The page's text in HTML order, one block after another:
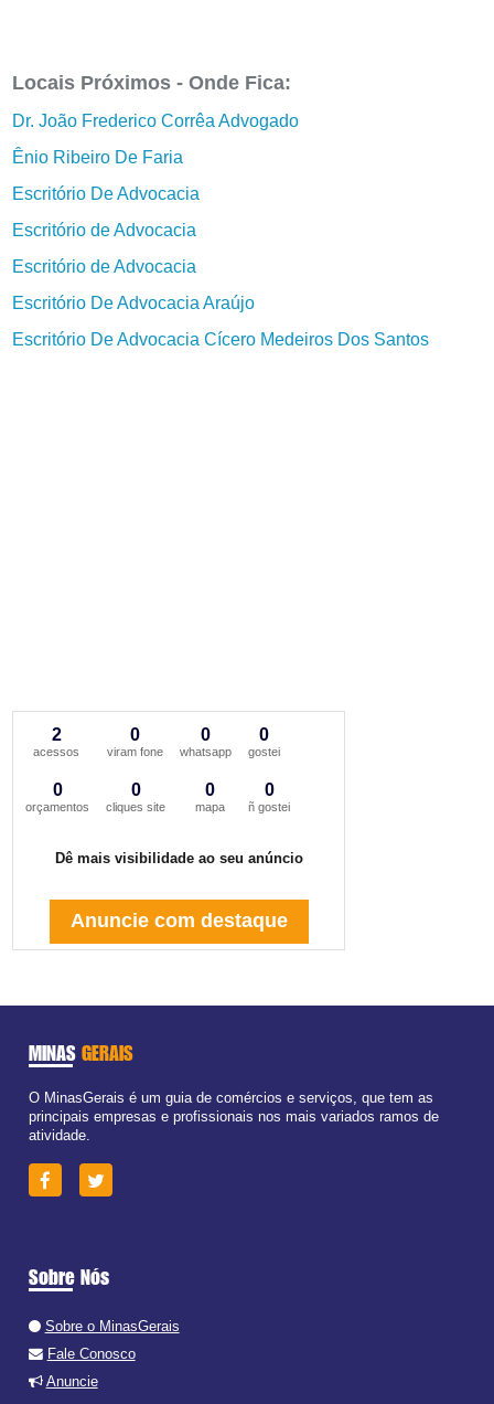
Locais Próximos - Onde Fica:
Dr. João Frederico Corrêa Advogado
Ênio Ribeiro De Faria
Escritório De Advocacia
Escritório de Advocacia
Escritório de Advocacia
Escritório De Advocacia Araújo
Escritório De Advocacia Cícero Medeiros Dos Santos
2
acessos
0
viram fone
0
whatsapp
0
gostei
0
orçamentos
0
cliques site
0
mapa
0
ñ gostei
Dê mais visibilidade ao seu anúncio
Anuncie com destaque
MINAS GERAIS
O MinasGerais é um guia de comércios e serviços, que tem as
principais empresas e profissionais nos mais variados ramos de
atividade.
Sobre Nós
Sobre o MinasGerais
Fale Conosco
Anuncie